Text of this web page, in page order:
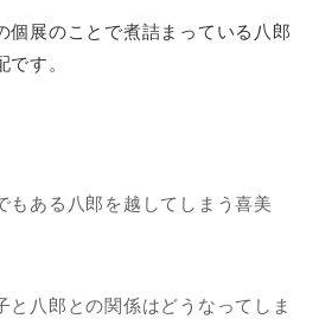
個展のことで煮詰まっている八郎
す。
もある八郎を越してしまう喜美
と八郎との関係はどうなってしま